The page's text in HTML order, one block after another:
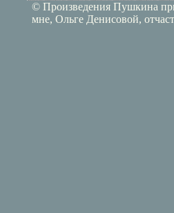
© Произведения Пушкина
мне, Ольге Денисовой,